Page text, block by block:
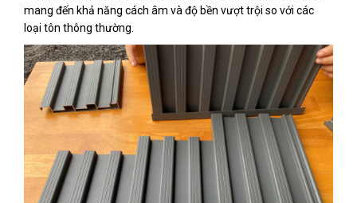
mang đến khả năng cách âm và độ bền vượt trội so với các
loại tôn thông thường.